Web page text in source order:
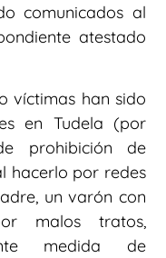
comunicados al
atestado
víctimas han sido
en Tudela (por
prohibición de
hacerlo por redes
un varón con
malos tratos,
medida de